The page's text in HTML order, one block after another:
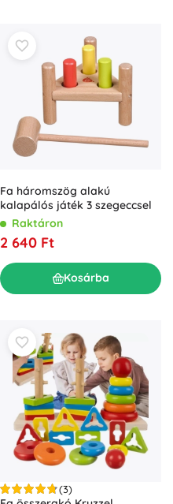
Fa háromszög alakú
kalapálós játék 3 szegeccsel
Raktáron
2 640 Ft
Kosárba
(3)